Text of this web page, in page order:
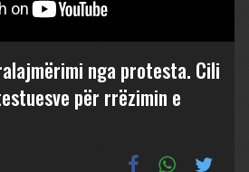
nga protesta. Cili
për rrëzimin e